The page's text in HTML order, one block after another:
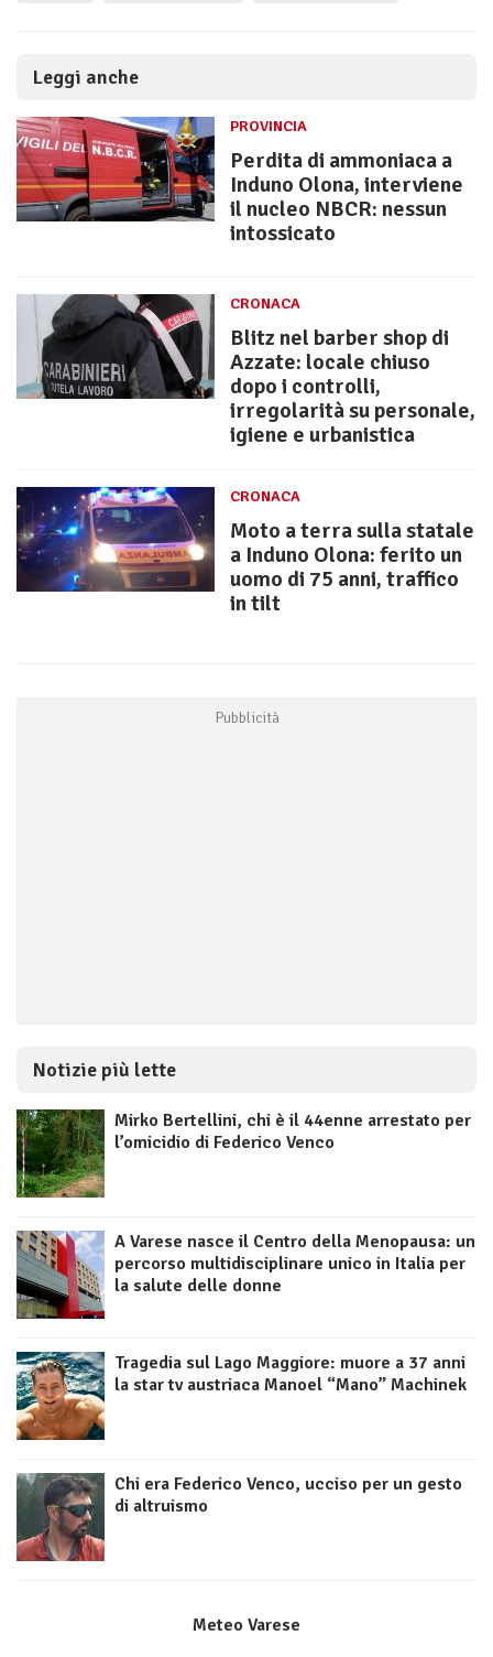
Leggi anche
PROVINCIA
Perdita di ammoniaca a
Induno Olona, interviene
il nucleo NBCR: nessun
intossicato
CRONACA
Blitz nel barber shop di
Azzate: locale chiuso
dopo i controlli,
irregolarità su personale,
igiene e urbanistica
CRONACA
Moto a terra sulla statale
a Induno Olona: ferito un
uomo di 75 anni, traffico
in tilt
Notizie più lette
Mirko Bertellini, chi è il 44enne arrestato per
l’omicidio di Federico Venco
A Varese nasce il Centro della Menopausa: un
percorso multidisciplinare unico in Italia per
la salute delle donne
Tragedia sul Lago Maggiore: muore a 37 anni
la star tv austriaca Manoel “Mano” Machinek
Chi era Federico Venco, ucciso per un gesto
di altruismo
Meteo Varese